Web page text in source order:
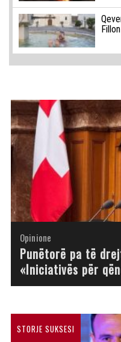
Opinione
Opinione
Punëtorë pa të
«Iniciativës për
Opinione
Opinione
Opinione
Opinione
Opinione
Opinione
STORJE SUKSESI